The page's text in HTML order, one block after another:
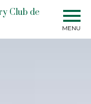
Club de
MENU